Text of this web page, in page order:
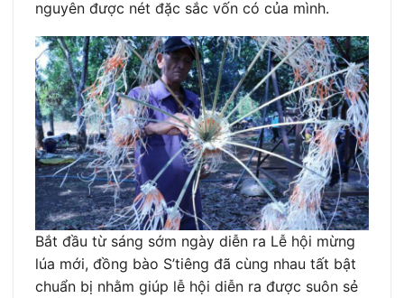
nguyên được nét đặc sắc vốn có của mình.
Bắt đầu từ sáng sớm ngày diễn ra Lễ hội mừng
lúa mới, đồng bào S’tiêng đã cùng nhau tất bật
chuẩn bị nhằm giúp lễ hội diễn ra được suôn sẻ